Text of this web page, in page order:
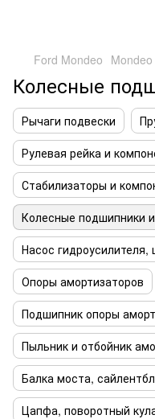
Ford Mondeo
Колесные
Рычаги подвески
Рулевая рейка и
Стабилизаторы и
Колесные подшипники
Насос гидроусилителя,
Опоры амортизаторов
Подшипник опоры
Пыльник и отбойник
Балка моста,
Цапфа, поворотный